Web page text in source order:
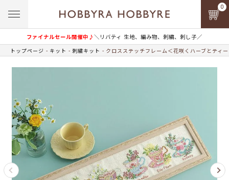
ファイナルセール開催中♪＼リバティ 生地、編み物、刺繍、刺し子／
0
トップページ キット 刺繍キット クロスステッチフレーム＜花咲くハーブとティ